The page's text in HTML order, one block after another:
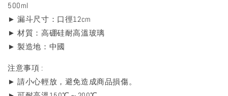
500ml
► 漏斗尺寸：口徑12cm
► 材質：高硼硅耐高溫玻璃
► 製造地：中國
注意事項 :
► 請小心輕放，避免造成商品損傷。